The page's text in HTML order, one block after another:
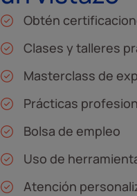
Obtén
Clases y talleres
Masterclass de
Prácticas
Bolsa de empleo
Uso de
Atención